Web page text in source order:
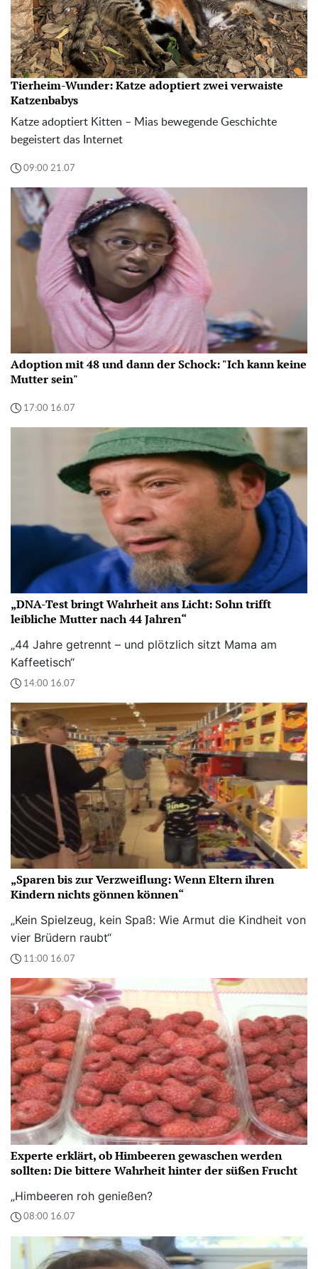
Tierheim-Wunder: Katze adoptiert zwei verwaiste
Katzenbabys
Katze adoptiert Kitten – Mias bewegende Geschichte
begeistert das Internet
09:00 21.07
Adoption mit 48 und dann der Schock: "Ich kann keine
Mutter sein"
17:00 16.07
„DNA-Test bringt Wahrheit ans Licht: Sohn trifft
leibliche Mutter nach 44 Jahren“
„44 Jahre getrennt – und plötzlich sitzt Mama am
Kaffeetisch“
14:00 16.07
„Sparen bis zur Verzweiflung: Wenn Eltern ihren
Kindern nichts gönnen können“
„Kein Spielzeug, kein Spaß: Wie Armut die Kindheit von
vier Brüdern raubt“
11:00 16.07
Experte erklärt, ob Himbeeren gewaschen werden
sollten: Die bittere Wahrheit hinter der süßen Frucht
„Himbeeren roh genießen?
08:00 16.07